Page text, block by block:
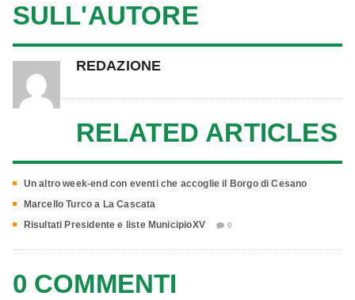
SULL'AUTORE
REDAZIONE
RELATED ARTICLES
Un altro week-end con eventi che accoglie il Borgo di Cesano
Marcello Turco a La Cascata
Risultati Presidente e liste MunicipioXV
0
0 COMMENTI